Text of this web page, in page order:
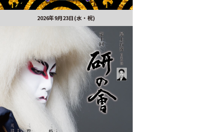
2026年9月23日(水・祝)